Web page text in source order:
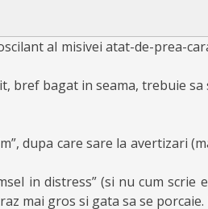
al misivei atat-de-prea-
bref bagat in seama, trebuie sa
dupa care sare la avertizari
in distress” (si nu cum scrie
mai gros si gata sa se porcaie.